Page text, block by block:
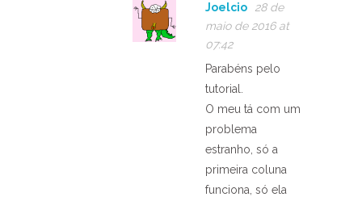
Joelcio
28 de
maio de 2016 at
07:42
Parabéns pelo
tutorial.
O meu tá com um
problema
estranho, só a
primeira coluna
funciona, só ela